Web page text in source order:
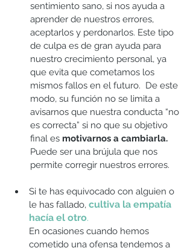
sentimiento sano, si nos ayuda a
aprender de nuestros errores,
aceptarlos y perdonarlos. Este tipo
de culpa es de gran ayuda para
nuestro crecimiento personal, ya
que evita que cometamos los
mismos fallos en el futuro.  De este
modo, su función no se limita a
avisarnos que nuestra conducta “no
es correcta” si no que su objetivo
final es motivarnos a cambiarla.
Puede ser una brújula que nos
permite corregir nuestros errores.
Si te has equivocado con alguien o
le has fallado, cultiva la empatía
hacía el otro.
En ocasiones cuando hemos
cometido una ofensa tendemos a